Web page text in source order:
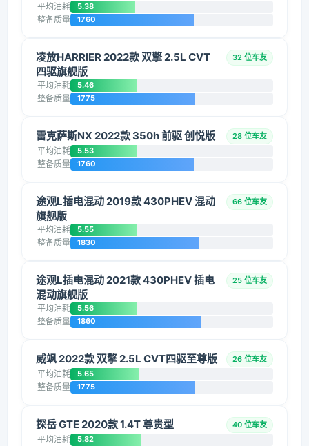
平均油耗 5.38
整备质量 1760
凌放HARRIER 2022款 双擎 2.5L CVT
四驱旗舰版
32 位车友
平均油耗 5.46
整备质量 1775
雷克萨斯NX 2022款 350h 前驱 创悦版 28 位车友
平均油耗 5.53
整备质量 1760
途观L插电混动 2019款 430PHEV 混动
旗舰版
66 位车友
平均油耗 5.55
整备质量 1830
途观L插电混动 2021款 430PHEV 插电
混动旗舰版
25 位车友
平均油耗 5.56
整备质量 1860
威飒 2022款 双擎 2.5L CVT四驱至尊版 26 位车友
平均油耗 5.65
整备质量 1775
探岳 GTE 2020款 1.4T 尊贵型 40 位车友
平均油耗 5.82